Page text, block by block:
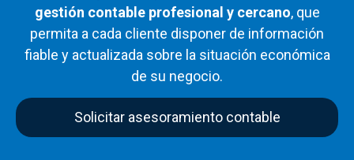
gestión contable profesional y cercano, que
permita a cada cliente disponer de información
fiable y actualizada sobre la situación económica
de su negocio.
Solicitar asesoramiento contable